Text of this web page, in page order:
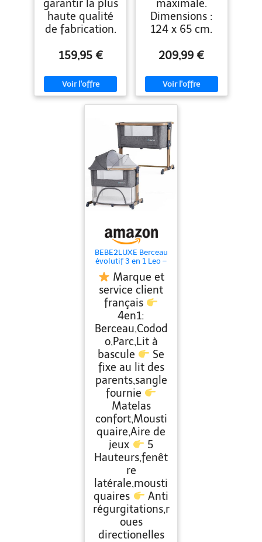
garantir la plus
haute qualité
de fabrication.
159,95 €
maximale.
Dimensions :
124 x 65 cm.
209,99 €
BEBE2LUXE Berceau
évolutif 3 en 1 Leo –
Cododo réglable
Hauteur, Lit bébé
sécurisé, Parc
modulable, de la
Naissance à 36 Mois
en Mode Parc – Gris
Marque et
service client
français
4en1:
Berceau,Codod
o,Parc,Lit à
bascule
Se
fixe au lit des
parents,sangle
fournie
Matelas
confort,Mousti
quaire,Aire de
jeux
5
Hauteurs,fenêt
re
latérale,mousti
quaires
Anti
régurgitations,r
oues
directionelles